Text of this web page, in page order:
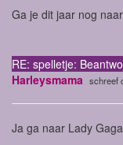
Ga je dit jaar nog
RE: spelletje:
Harleysmama schreef
Ja ga naar Lady